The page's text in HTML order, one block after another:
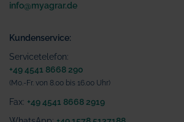
info@myagrar.de
Kundenservice:
Servicetelefon:
+49 4541 8668 290
(Mo.-Fr. von 8.00 bis 16.00 Uhr)
Fax: +49 4541 8668 2919